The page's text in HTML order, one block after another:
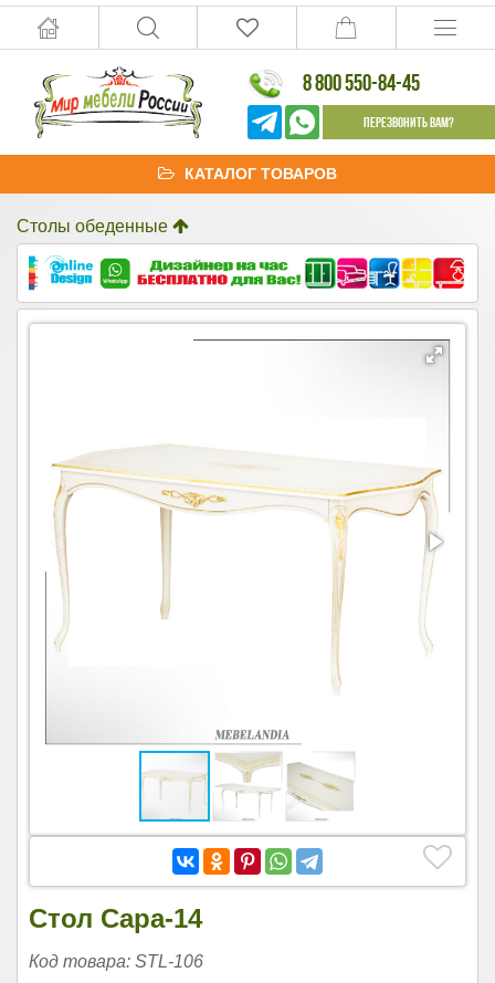
8 800 550-84-45
Перезвонить Вам?
КАТАЛОГ ТОВАРОВ
Столы обеденные
Стол Сара-14
Код товара: STL-106